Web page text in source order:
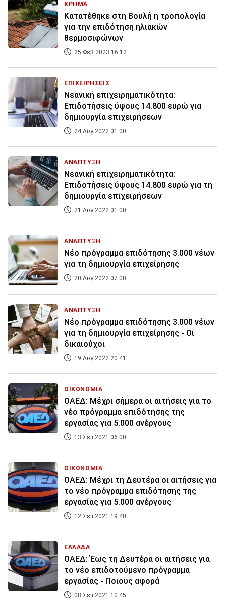
ΧΡΗΜΑ
Κατατέθηκε στη Βουλή η τροπολογία
για την επιδότηση ηλιακών
θερμοσιφώνων
25 Φεβ 2023 16:12
ΕΠΙΧΕΙΡΗΣΕΙΣ
Νεανική επιχειρηματικότητα:
Επιδοτήσεις ύψους 14.800 ευρώ για
δημιουργία επιχειρήσεων
24 Αυγ 2022 01:00
ΑΝΑΠΤΥΞΗ
Νεανική επιχειρηματικότητα:
Επιδοτήσεις ύψους 14.800 ευρώ για τη
δημιουργία επιχειρήσεων
21 Αυγ 2022 01:00
ΑΝΑΠΤΥΞΗ
Νέο πρόγραμμα επιδότησης 3.000 νέων
για τη δημιουργία επιχείρησης
20 Αυγ 2022 07:00
ΑΝΑΠΤΥΞΗ
Νέο πρόγραμμα επιδότησης 3.000 νέων
για τη δημιουργία επιχείρησης - Οι
δικαιούχοι
19 Αυγ 2022 20:41
ΟΙΚΟΝΟΜΙΑ
ΟΑΕΔ: Μέχρι σήμερα οι αιτήσεις για το
νέο πρόγραμμα επιδότησης της
εργασίας για 5.000 ανέργους
13 Σεπ 2021 06:00
ΟΙΚΟΝΟΜΙΑ
ΟΑΕΔ: Μέχρι τη Δευτέρα οι αιτήσεις για
το νέο πρόγραμμα επιδότησης της
εργασίας για 5.000 ανέργους
12 Σεπ 2021 19:40
ΕΛΛΑΔΑ
ΟΑΕΔ: Έως τη Δευτέρα οι αιτήσεις για
το νέο επιδοτούμενο πρόγραμμα
εργασίας - Ποιους αφορά
08 Σεπ 2021 10:45